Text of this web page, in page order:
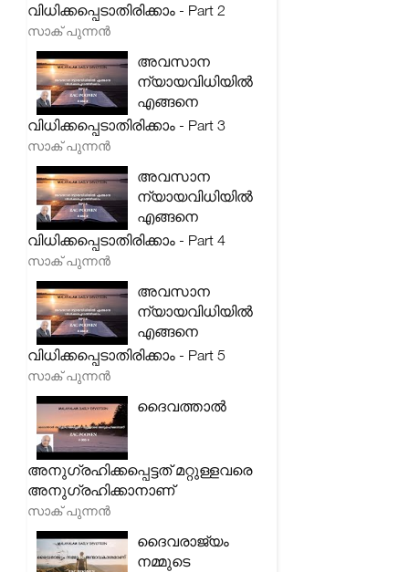
വിധിക്കപ്പെടാതിരിക്കാം - Part 2
സാക് പുന്നൻ
അവസാന
ന്യായവിധിയിൽ
എങ്ങനെ
വിധിക്കപ്പെടാതിരിക്കാം - Part 3
സാക് പുന്നൻ
അവസാന
ന്യായവിധിയിൽ
എങ്ങനെ
വിധിക്കപ്പെടാതിരിക്കാം - Part 4
സാക് പുന്നൻ
അവസാന
ന്യായവിധിയിൽ
എങ്ങനെ
വിധിക്കപ്പെടാതിരിക്കാം - Part 5
സാക് പുന്നൻ
ദൈവത്താൽ
അനുഗ്രഹിക്കപ്പെട്ടത് മറ്റുള്ളവരെ
അനുഗ്രഹിക്കാനാണ്
സാക് പുന്നൻ
ദൈവരാജ്യം
നമ്മുടെ